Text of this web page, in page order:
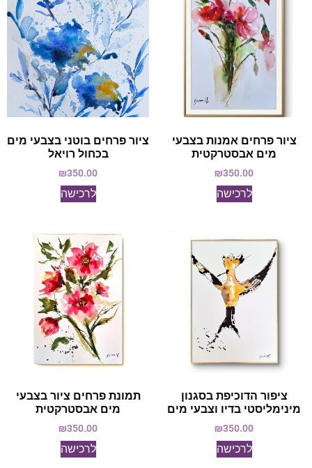
ציור פרחים אמנות בצבעי
מים אבסטרקטית
₪350.00
לרכישה
ציור פרחים בוטני בצבעי מים
בכחול רויאל
₪350.00
לרכישה
ציפור הדוכיפת בסגנון
מינימליסטי בדיו וצבעי מים
₪350.00
לרכישה
תמונת פרחים ציור בצבעי
מים אבסטרקטית
₪350.00
לרכישה